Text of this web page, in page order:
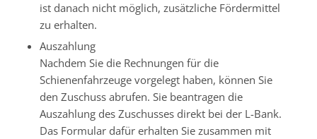
ist danach nicht möglich, zusätzliche Fördermittel
zu erhalten.
Auszahlung
Nachdem Sie die Rechnungen für die
Schienenfahrzeuge vorgelegt haben, können Sie
den Zuschuss abrufen. Sie beantragen die
Auszahlung des Zuschusses direkt bei der L-Bank.
Das Formular dafür erhalten Sie zusammen mit